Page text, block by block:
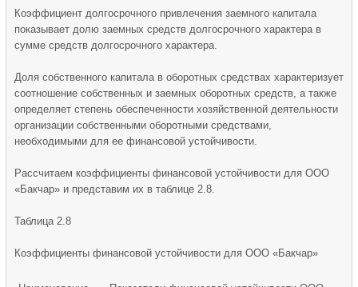
Коэффициент долгосрочного привлечения заемного капитала
показывает долю заемных средств долгосрочного характера в
сумме средств долгосрочного характера.
Доля собственного капитала в оборотных средствах характеризует
соотношение собственных и заемных оборотных средств, а также
определяет степень обеспеченности хозяйственной деятельности
организации собственными оборотными средствами,
необходимыми для ее финансовой устойчивости.
Рассчитаем коэффициенты финансовой устойчивости для ООО
«Бакчар» и представим их в таблице 2.8.
Таблица 2.8
Коэффициенты финансовой устойчивости для ООО «Бакчар»